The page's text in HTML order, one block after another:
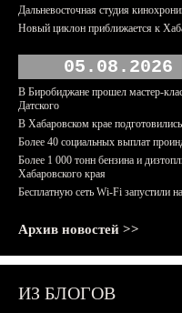
Дальневосточная студия
Новый циклон приближается к
05.08.2026
В Биробиджане прошел мастер-
Датского
В Хабаровском крае
Более 40 социальных выплат
Более 1 000 тонн бензина и
Хабаровского края
Бесплатную сеть Wi-Fi запустили
Архив новостей >>
ИЗ БЛОГОВ